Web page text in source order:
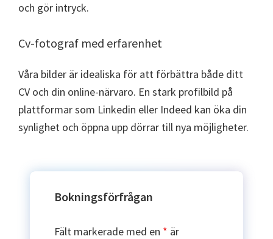
och gör intryck.
Cv-fotograf med erfarenhet
Våra bilder är idealiska för att förbättra både ditt
CV och din online-närvaro. En stark profilbild på
plattformar som Linkedin eller Indeed kan öka din
synlighet och öppna upp dörrar till nya möjligheter.
Bokningsförfrågan
Fält markerade med en * är